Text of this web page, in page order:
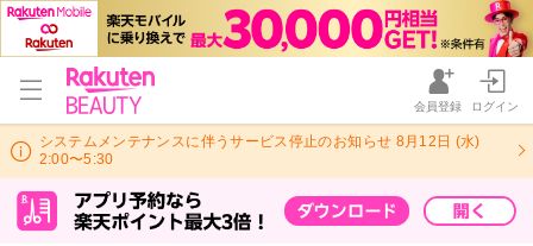
会員登録 ログイン
システムメンテナンスに伴うサービス停止のお知らせ 8月12日 (水)
2:00〜5:30